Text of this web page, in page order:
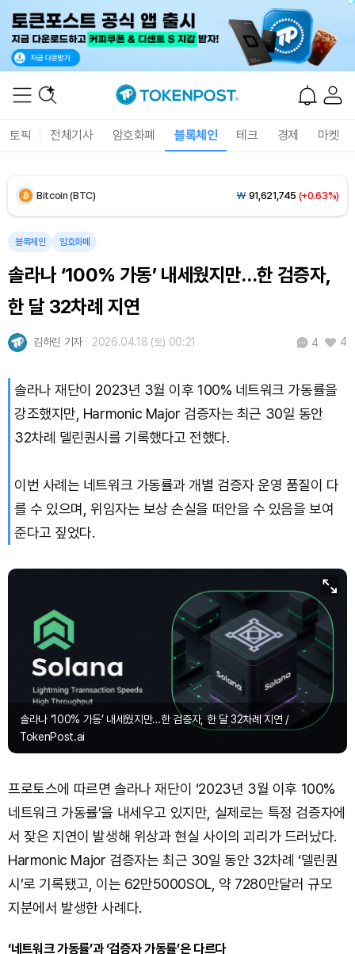
토픽 전체기사 암호화폐 블록체인 테크 경제 마켓
Solana (SOL) ₩107,419(+4.07%)
Bitcoin (BTC) ₩ 91,621,745 (+0.63%)
블록체인 암호화폐
솔라나 ‘100% 가동’ 내세웠지만…한 검증자,
한 달 32차례 지연
김하린 기자 2026.04.18 (토) 00:21 4 4
솔라나 재단이 2023년 3월 이후 100% 네트워크 가동률을
강조했지만, Harmonic Major 검증자는 최근 30일 동안
32차례 델린퀀시를 기록했다고 전했다.
이번 사례는 네트워크 가동률과 개별 검증자 운영 품질이 다
를 수 있으며, 위임자는 보상 손실을 떠안을 수 있음을 보여
준다고 짚었다.
솔라나 ‘100% 가동’ 내세웠지만…한 검증자, 한 달 32차례 지연 /
TokenPost.ai
프로토스에 따르면 솔라나 재단이 ‘2023년 3월 이후 100%
네트워크 가동률’을 내세우고 있지만, 실제로는 특정 검증자에
서 잦은 지연이 발생해 위상과 현실 사이의 괴리가 드러났다.
Harmonic Major 검증자는 최근 30일 동안 32차례 ‘델린퀀
시’로 기록됐고, 이는 62만5000SOL, 약 7280만달러 규모
지분에서 발생한 사례다.
‘네트워크 가동률’과 ‘검증자 가동률’은 다르다